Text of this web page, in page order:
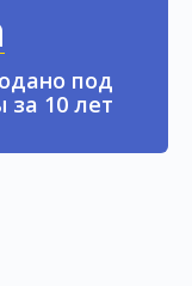
под
за 10 лет